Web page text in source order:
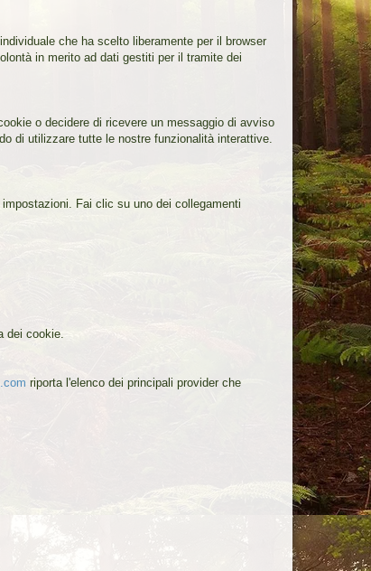
che ha scelto liberamente per il browser
in merito ad dati gestiti per il tramite dei
o decidere di ricevere un messaggio di avviso
di utilizzare tutte le nostre funzionalità interattive.
Fai clic su uno dei collegamenti
dei cookie.
riporta l'elenco dei principali provider che